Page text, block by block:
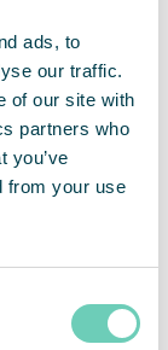
ads, to
our traffic.
of our site with
partners who
you’ve
from your use
på
før-/efter-
var
mærke
og